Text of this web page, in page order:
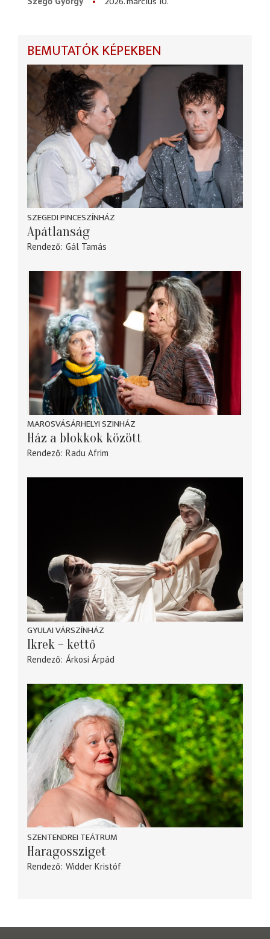
BEMUTATÓK KÉPEKBEN
SZEGEDI PINCESZÍNHÁZ
Apátlanság
Rendező Gál Tamás
MAROSVÁSÁRHELYI SZINHÁZ
Ház a blokkok között
Rendező Radu Afrim
GYULAI VÁRSZÍNHÁZ
Ikrek – kettő
Rendező Árkosi Árpád
SZENTENDREI TEÁTRUM
Haragossziget
Rendező Widder Kristóf